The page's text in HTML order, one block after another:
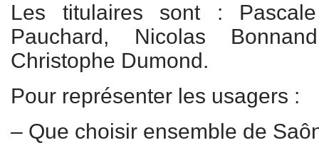
Les titulaires sont :
Pauchard, Nicolas
Christophe Dumond.
Pour représenter les usagers :
– Que choisir ensemble de